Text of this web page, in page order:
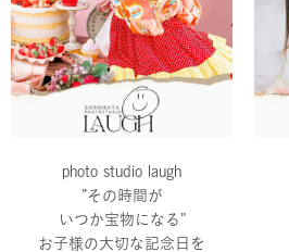
photo studio laugh
”その時間が
いつか宝物になる”
お子様の大切な記念日を